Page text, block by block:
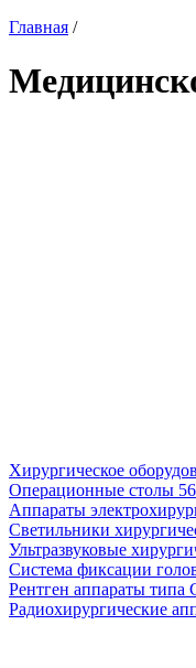
Главная /
Хирургическое
Операционные столы 56
Аппараты
Светильники
Ультразвуковые
Система фиксации
Рентген аппараты типа
Радиохирургические